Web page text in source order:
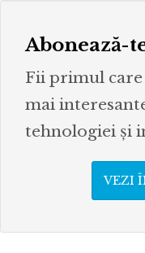
Abonează-
Fii primul care
mai
tehnologiei și
VEZI